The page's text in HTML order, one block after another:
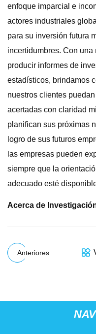
enfoque imparcial e
actores industriales
para su inversión futura
incertidumbres. Con
producir informes de
estadísticos, brindamos
nuestros clientes
acertadas con claridad
planifican sus próximas
logro de sus futuros
las empresas pueden
siempre que la
adecuado esté
Acerca de
Anteriores